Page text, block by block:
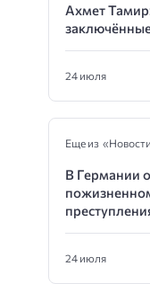
Ахмет
24 июля
Еще из
В Германии
24 июля